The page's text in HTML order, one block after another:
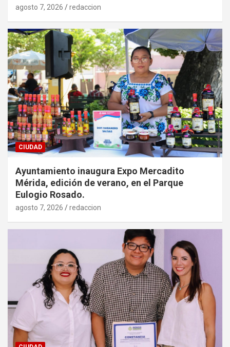
agosto 7, 2026 redaccion
CIUDAD
Ayuntamiento inaugura Expo Mercadito
Mérida, edición de verano, en el Parque
Eulogio Rosado.
agosto 7, 2026 redaccion